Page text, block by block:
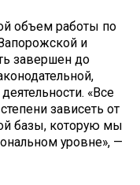
объем работы по
и
завершен до
«Все
зависеть от
базы, которую мы
уровне», —